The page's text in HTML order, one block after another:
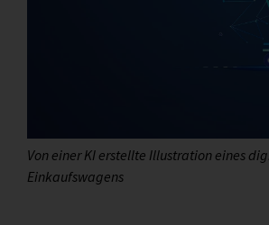
Von einer KI erstellte Illustration eines
Einkaufswagens